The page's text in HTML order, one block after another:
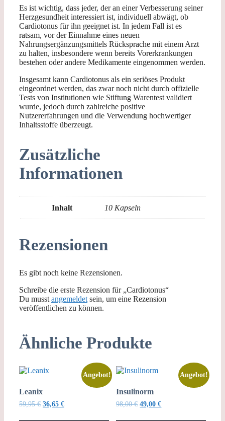
Es ist wichtig, dass jeder, der an einer Verbesserung seiner
Herzgesundheit interessiert ist, individuell abwägt, ob
Cardiotonus für ihn geeignet ist. In jedem Fall ist es
ratsam, vor der Einnahme eines neuen
Nahrungsergänzungsmittels Rücksprache mit einem Arzt
zu halten, insbesondere wenn bereits Vorerkrankungen
bestehen oder andere Medikamente eingenommen werden.
Insgesamt kann Cardiotonus als ein seriöses Produkt
eingeordnet werden, das zwar noch nicht durch offizielle
Tests von Institutionen wie Stiftung Warentest validiert
wurde, jedoch durch zahlreiche positive
Nutzererfahrungen und die Verwendung hochwertiger
Inhaltsstoffe überzeugt.
Zusätzliche
Informationen
Inhalt 10 Kapseln
Rezensionen
Es gibt noch keine Rezensionen.
Schreibe die erste Rezension für „Cardiotonus“
Du musst angemeldet sein, um eine Rezension
veröffentlichen zu können.
Ähnliche Produkte
Angebot!
Leanix
59,95€ Ursprünglicher
36,65 €Aktueller
Angebot!
Insulinorm
98,00€ Ursprünglicher
49,00€Aktueller